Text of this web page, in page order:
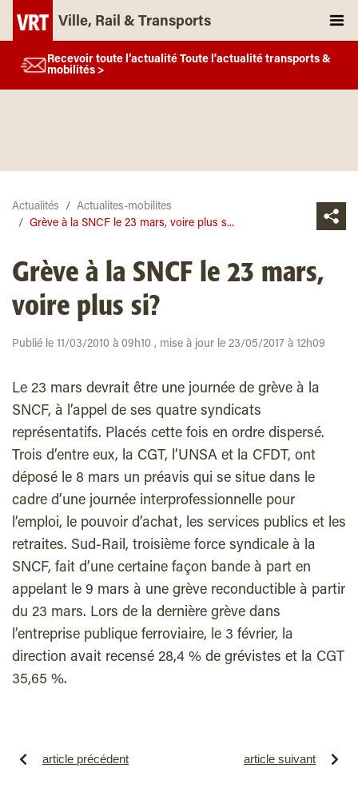
Ville, Rail & Transports
Recevoir toute l’actualité Toute l'actualité transports &
mobilités >
Actualités
Actualites-mobilites
Grève à la SNCF le 23 mars, voire plus s...
Grève à la SNCF le 23 mars,
voire plus si?
Publié le 11/03/2010 à 09h10 , mise à jour le 23/05/2017 à 12h09
Le 23 mars devrait être une journée de grève à la
SNCF, à l’appel de ses quatre syndicats
représentatifs. Placés cette fois en ordre dispersé.
Trois d’entre eux, la CGT, l’UNSA et la CFDT, ont
déposé le 8 mars un préavis qui se situe dans le
cadre d’une journée interprofessionnelle pour
l’emploi, le pouvoir d’achat, les services publics et les
retraites. Sud-Rail, troisième force syndicale à la
SNCF, fait d’une certaine façon bande à part en
appelant le 9 mars à une grève reconductible à partir
du 23 mars. Lors de la dernière grève dans
l’entreprise publique ferroviaire, le 3 février, la
direction avait recensé 28,4 % de grévistes et la CGT
35,65 %.
article précédent article suivant